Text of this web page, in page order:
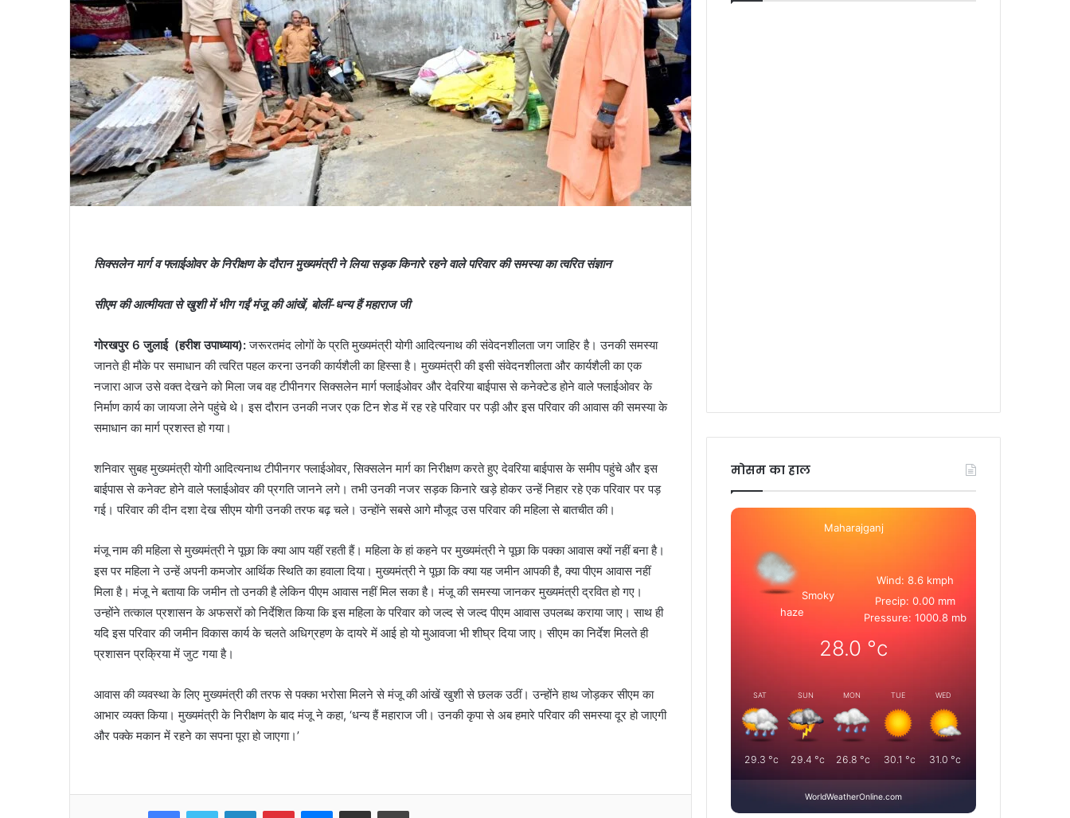
सिक्सलेन मार्ग व फ्लाईओवर के निरीक्षण के दौरान मुख्यमंत्री ने लिया सड़क किनारे रहने वाले परिवार की समस्या का त्वरित संज्ञान
सीएम की आत्मीयता से खुशी में भीग गईं मंजू की आंखें, बोलीं-धन्य हैं महाराज जी
गोरखपुर 6 जुलाई (हरीश उपाध्याय):जरूरतमंद लोगों के प्रति मुख्यमंत्री योगी आदित्यनाथ की संवेदनशीलता जग जाहिर है। उनकी समस्या
जानते ही मौके पर समाधान की त्वरित पहल करना उनकी कार्यशैली का हिस्सा है। मुख्यमंत्री की इसी संवेदनशीलता और कार्यशैली का एक
नजारा आज उसे वक्त देखने को मिला जब वह टीपीनगर सिक्सलेन मार्ग फ्लाईओवर और देवरिया बाईपास से कनेक्टेड होने वाले फ्लाईओवर के
निर्माण कार्य का जायजा लेने पहुंचे थे। इस दौरान उनकी नजर एक टिन शेड में रह रहे परिवार पर पड़ी और इस परिवार की आवास की समस्या के
समाधान का मार्ग प्रशस्त हो गया।
शनिवार सुबह मुख्यमंत्री योगी आदित्यनाथ टीपीनगर फ्लाईओवर, सिक्सलेन मार्ग का निरीक्षण करते हुए देवरिया बाईपास के समीप पहुंचे और इस
बाईपास से कनेक्ट होने वाले फ्लाईओवर की प्रगति जानने लगे। तभी उनकी नजर सड़क किनारे खड़े होकर उन्हें निहार रहे एक परिवार पर पड़
गई। परिवार की दीन दशा देख सीएम योगी उनकी तरफ बढ़ चले। उन्होंने सबसे आगे मौजूद उस परिवार की महिला से बातचीत की।
मंजू नाम की महिला से मुख्यमंत्री ने पूछा कि क्या आप यहीं रहती हैं। महिला के हां कहने पर मुख्यमंत्री ने पूछा कि पक्का आवास क्यों नहीं बना है।
इस पर महिला ने उन्हें अपनी कमजोर आर्थिक स्थिति का हवाला दिया। मुख्यमंत्री ने पूछा कि क्या यह जमीन आपकी है, क्या पीएम आवास नहीं
मिला है। मंजू ने बताया कि जमीन तो उनकी है लेकिन पीएम आवास नहीं मिल सका है। मंजू की समस्या जानकर मुख्यमंत्री द्रवित हो गए।
उन्होंने तत्काल प्रशासन के अफसरों को निर्देशित किया कि इस महिला के परिवार को जल्द से जल्द पीएम आवास उपलब्ध कराया जाए। साथ ही
यदि इस परिवार की जमीन विकास कार्य के चलते अधिग्रहण के दायरे में आई हो यो मुआवजा भी शीघ्र दिया जाए। सीएम का निर्देश मिलते ही
प्रशासन प्रक्रिया में जुट गया है।
आवास की व्यवस्था के लिए मुख्यमंत्री की तरफ से पक्का भरोसा मिलने से मंजू की आंखें खुशी से छलक उठीं। उन्होंने हाथ जोड़कर सीएम का
आभार व्यक्त किया। मुख्यमंत्री के निरीक्षण के बाद मंजू ने कहा, ‘धन्य हैं महाराज जी। उनकी कृपा से अब हमारे परिवार की समस्या दूर हो जाएगी
और पक्के मकान में रहने का सपना पूरा हो जाएगा।’
FacebookTwitter LinkedInPinterestMessenger
Share via Email Print
मोसम का हाल
Maharajganj
Smoky
haze
Wind: 8.6 kmph
Precip: 0.00 mm
Pressure: 1000.8 mb
28.0 °c
SAT
29.3 °c
SUN
29.4 °c
MON
26.8 °c
TUE
30.1 °c
WED
31.0 °c
WorldWeatherOnline.com